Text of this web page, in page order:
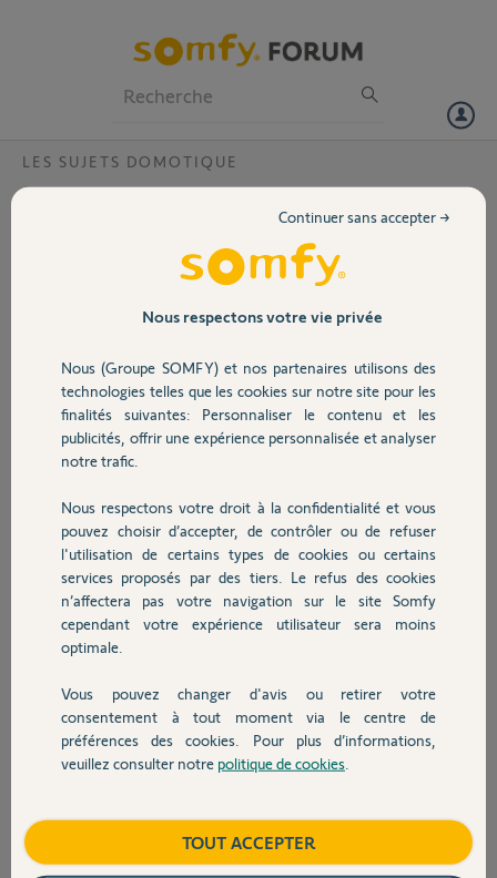
Volet
Sécurité
Domotique
Chauffage
Autres produits
Devis avec un pro
Contact
LES SUJETS DOMOTIQUE
TAHOMA BOX - Un scénario ne fonctionne
Un scénario ne se lance pas via la fonction SMART.
J'ai créé 2 scénario : 1 scénario Pluie pour rentrer mes stores, 1
d'ensoleillement que j'ai.
Le scénario Soleil fonctionne, le scénario Pluie ne se lance pas.
Pouvez-vous m'aider svp ?
Merci,
Chris I.
il y a 12 mois
Participer au fil de discussion
Réponses
Bonjour
Ne multipliez pas les posts vous ralentissez le traitement par les Yellos de
somfy
fonctionne
JACKY M. il y a 12 mois
Nous respectons votre vie privée
Nous (Groupe SOMFY) et nos partenaires utilisons des
technologies telles que les cookies sur notre site pour les
finalités suivantes: Personnaliser le contenu et les
publicités, offrir une expérience personnalisée et analyser
notre trafic.
Nous respectons votre droit à la confidentialité et vous
pouvez choisir d’accepter, de contrôler ou de refuser
l'utilisation de certains types de cookies ou certains
services proposés par des tiers. Le refus des cookies
n’affectera pas votre navigation sur le site Somfy
cependant votre expérience utilisateur sera moins
optimale.
Vous pouvez changer d'avis ou retirer votre
consentement à tout moment via le centre de
préférences des cookies. Pour plus d’informations,
veuillez consulter notre politique de cookies
Continuer sans accepter →
TOUT ACCEPTER